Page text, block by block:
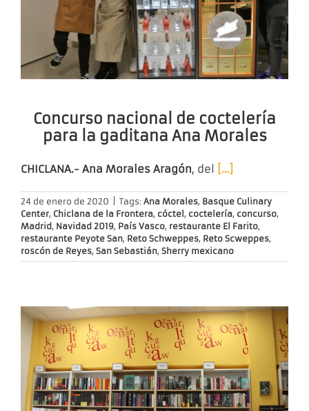
Concurso nacional de coctelería
para la gaditana Ana Morales
CHICLANA.- Ana Morales Aragón, del […]
24 de enero de 2020 Tags: Ana Morales, Basque Culinary
Center, Chiclana de la Frontera, cóctel , coctelería, concurso,
Madrid , Navidad 2019, País Vasco, restaurante El Farito,
restaurante Peyote San, Reto Schweppes, Reto Scweppes,
roscón de Reyes, San Sebastián, Sherry mexicano